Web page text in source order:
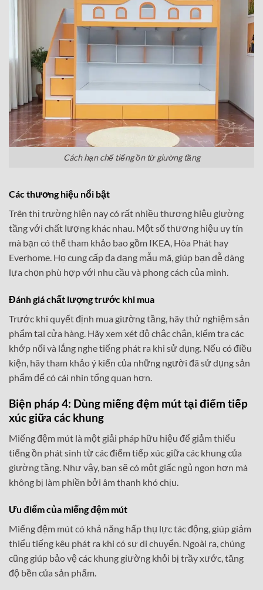
Cách hạn chế tiếng ồn từ giường tầng
Các thương hiệu nổi bật
Trên thị trường hiện nay có rất nhiều thương hiệu giường
tầng với chất lượng khác nhau. Một số thương hiệu uy tín
mà bạn có thể tham khảo bao gồm IKEA, Hòa Phát hay
Everhome. Họ cung cấp đa dạng mẫu mã, giúp bạn dễ dàng
lựa chọn phù hợp với nhu cầu và phong cách của mình.
Đánh giá chất lượng trước khi mua
Trước khi quyết định mua giường tầng, hãy thử nghiệm sản
phẩm tại cửa hàng. Hãy xem xét độ chắc chắn, kiểm tra các
khớp nối và lắng nghe tiếng phát ra khi sử dụng. Nếu có điều
kiện, hãy tham khảo ý kiến của những người đã sử dụng sản
phẩm để có cái nhìn tổng quan hơn.
Biện pháp 4: Dùng miếng đệm mút tại điểm tiếp
xúc giữa các khung
Miếng đệm mút là một giải pháp hữu hiệu để giảm thiểu
tiếng ồn phát sinh từ các điểm tiếp xúc giữa các khung của
giường tầng. Như vậy, bạn sẽ có một giấc ngủ ngon hơn mà
không bị làm phiền bởi âm thanh khó chịu.
Ưu điểm của miếng đệm mút
Miếng đệm mút có khả năng hấp thụ lực tác động, giúp giảm
thiểu tiếng kêu phát ra khi có sự di chuyển. Ngoài ra, chúng
cũng giúp bảo vệ các khung giường khỏi bị trầy xước, tăng
độ bền của sản phẩm.